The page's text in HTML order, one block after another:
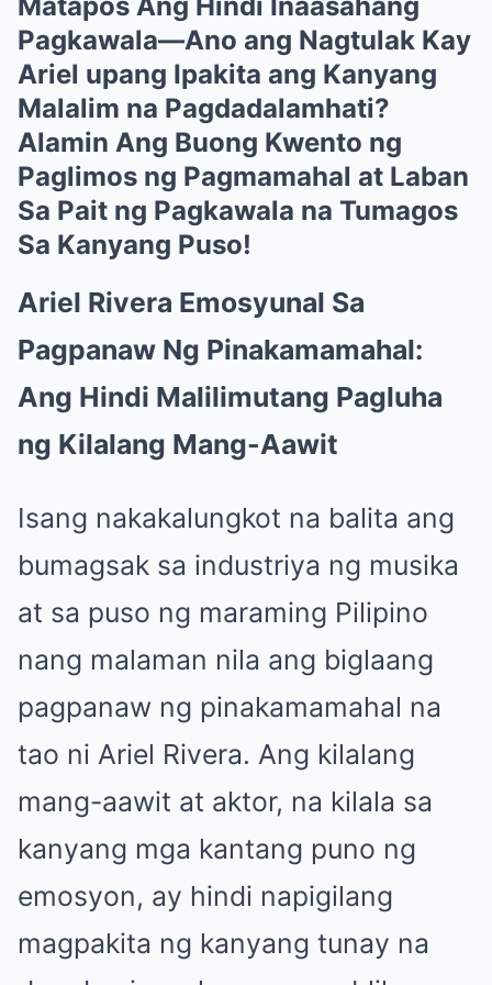
Pagkawala—Ano ang Nagtulak Kay
Ariel upang Ipakita ang Kanyang
Malalim na Pagdadalamhati?
Alamin Ang Buong Kwento ng
Paglimos ng Pagmamahal at Laban
Sa Pait ng Pagkawala na Tumagos
Sa Kanyang Puso!
Ariel Rivera Emosyunal Sa
Pagpanaw Ng Pinakamamahal:
Ang Hindi Malilimutang Pagluha
ng Kilalang Mang-Aawit
Isang nakakalungkot na balita ang
bumagsak sa industriya ng musika
at sa puso ng maraming Pilipino
nang malaman nila ang biglaang
pagpanaw ng pinakamamahal na
tao ni Ariel Rivera. Ang kilalang
mang-aawit at aktor, na kilala sa
kanyang mga kantang puno ng
emosyon, ay hindi napigilang
magpakita ng kanyang tunay na